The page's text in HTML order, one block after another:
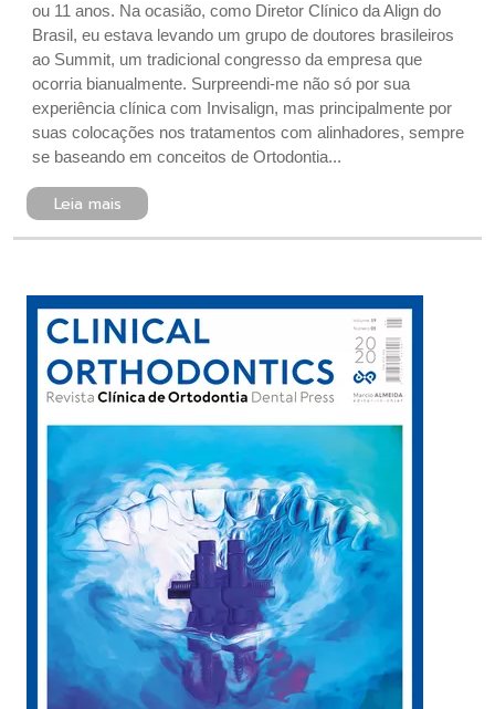
ou 11 anos. Na ocasião, como Diretor Clínico da Align do
Brasil, eu estava levando um grupo de doutores brasileiros
ao Summit, um tradicional congresso da empresa que
ocorria bianualmente. Surpreendi-me não só por sua
experiência clínica com Invisalign, mas principalmente por
suas colocações nos tratamentos com alinhadores, sempre
se baseando em conceitos de Ortodontia...
Leia mais